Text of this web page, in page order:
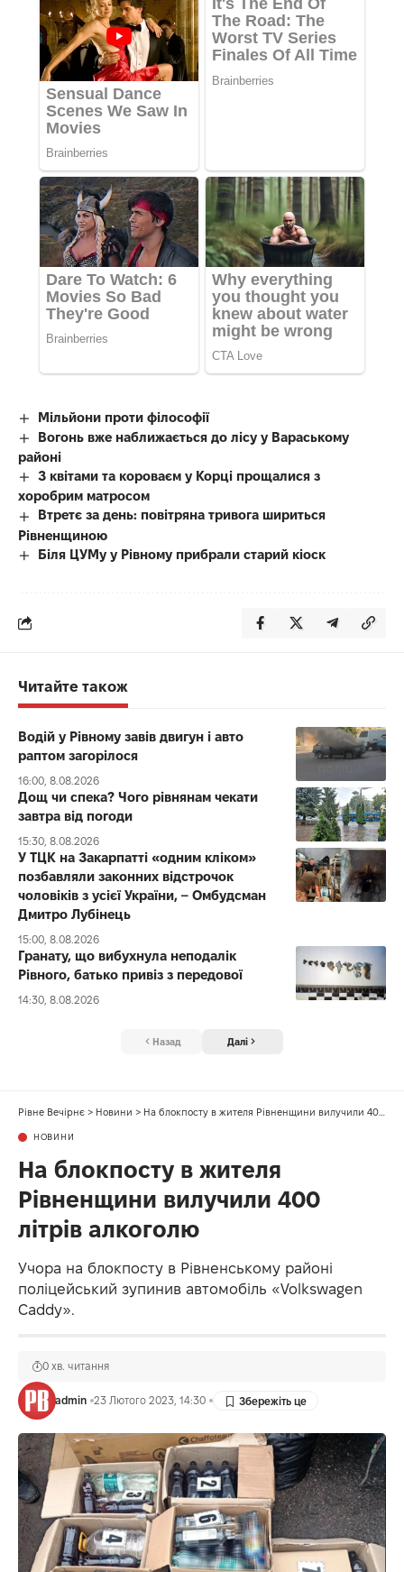
Мільйони проти філософії
Вогонь вже наближається до лісу у Вараському
районі
З квітами та короваєм у Корці прощалися з
хоробрим матросом
Втретє за день: повітряна тривога шириться
Рівненщиною
Біля ЦУМу у Рівному прибрали старий кіоск
Читайте також
Водій у Рівному завів двигун і авто
раптом загорілося
16:00, 8.08.2026
Дощ чи спека? Чого рівнянам чекати
завтра від погоди
15:30, 8.08.2026
У ТЦК на Закарпатті «одним кліком»
позбавляли законних відстрочок
чоловіків з усієї України, – Омбудсман
Дмитро Лубінець
15:00, 8.08.2026
Гранату, що вибухнула неподалік
Рівного, батько привіз з передової
14:30, 8.08.2026
Назад Далі
Рівне Вечірнє > Новини > На блокпосту в жителя Рівненщини вилучили 400 літрів алкоголю
НОВИНИ
На блокпосту в жителя
Рівненщини вилучили 400
літрів алкоголю
Учора на блокпосту в Рівненському районі
поліцейський зупинив автомобіль «Volkswagen
Caddy».
admin 23 Лютого 2023, 14:30
0 хв. читання